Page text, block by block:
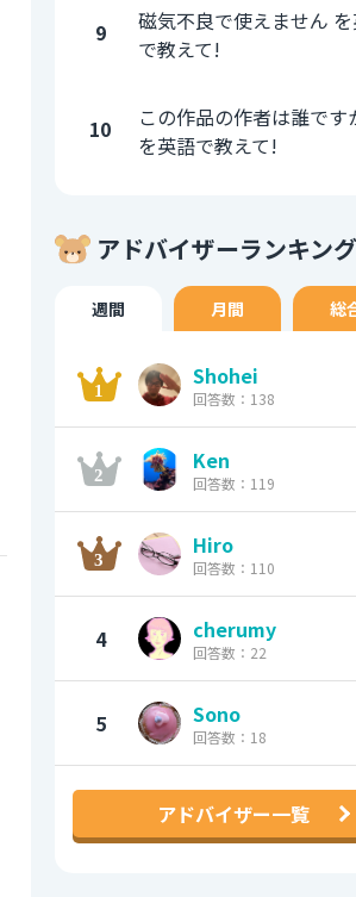
9
磁気不良で使えません
で教えて!
10
この作品の作者は誰です
を英語で教えて!
アドバイザーランキング
週間 月間 総
Shohei
回答数：138
Ken
回答数：119
Hiro
回答数：110
4 cherumy
回答数：22
5 Sono
回答数：18
アドバイザー一覧